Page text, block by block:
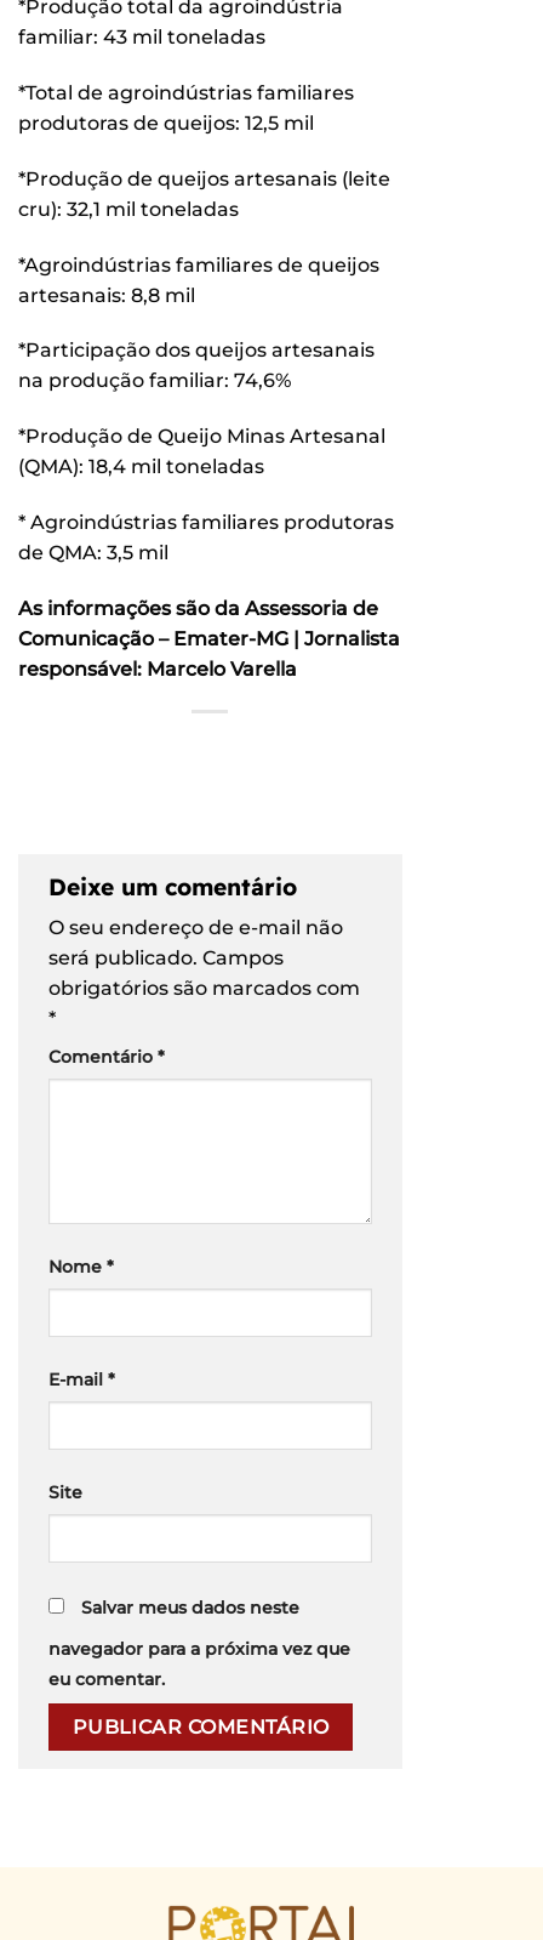
*Produção total da agroindústria
familiar: 43 mil toneladas
*Total de agroindústrias familiares
produtoras de queijos: 12,5 mil
*Produção de queijos artesanais (leite
cru): 32,1 mil toneladas
*Agroindústrias familiares de queijos
artesanais: 8,8 mil
*Participação dos queijos artesanais
na produção familiar: 74,6%
*Produção de Queijo Minas Artesanal
(QMA): 18,4 mil toneladas
* Agroindústrias familiares produtoras
de QMA: 3,5 mil
As informações são da Assessoria de
Comunicação – Emater-MG | Jornalista
responsável: Marcelo Varella
Deixe um comentário
O seu endereço de e-mail não
será publicado. Campos
obrigatórios são marcados com
*
Comentário *
Nome *
E-mail *
Site
Salvar meus dados neste
navegador para a próxima vez que
eu comentar.